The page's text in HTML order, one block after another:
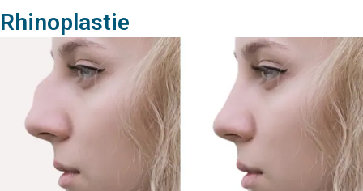
Rhinoplastie